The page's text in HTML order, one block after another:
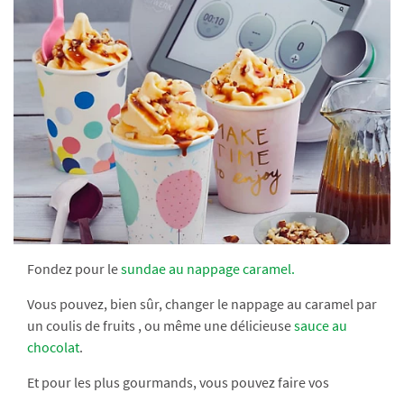
Fondez pour lesundae au nappage caramel.
Vous pouvez, bien sûr, changer le nappage au caramel par
un coulis de fruits , ou même une délicieusesauce au
chocolat.
Et pour les plus gourmands, vous pouvez faire vos